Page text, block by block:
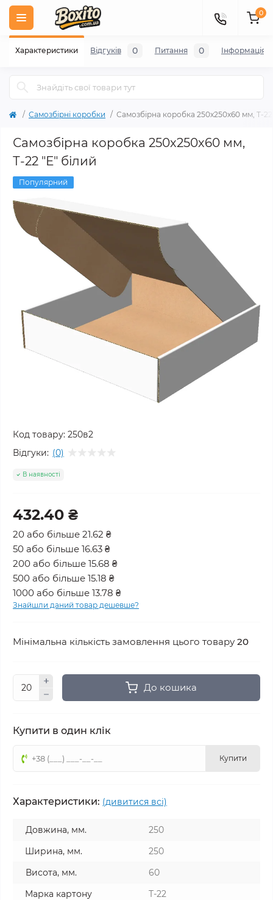
0
Самозбірні коробки Самозбірна коробка 250х250х60 мм, Т-22
Самозбірна коробка 250х250х60 мм,
Т-22 "Е" білий
Популярний
Код товару: 250в2
Відгуки: (0)
В наявності
432.40 ₴
20 або більше 21.62 ₴
50 або більше 16.63 ₴
200 або більше 15.68 ₴
500 або більше 15.18 ₴
1000 або більше 13.78 ₴
Знайшли даний товар дешевше?
Мінімальна кількість замовлення цього товару 20
До кошика
Купити в один клік
Купити
Характеристики: (дивитися всі)
Довжина, мм.
250
Ширина, мм.
250
Висота, мм.
60
Марка картону
T-22
Характеристики Відгуків 0 Питання 0 Iнформація